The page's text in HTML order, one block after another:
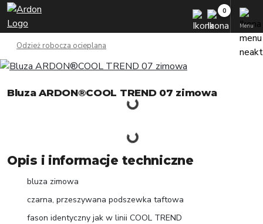
Menu
Odzież robocza ocieplana
Bluza ARDON®COOL TREND 07 zimowa
Opis i informacje techniczne
bluza zimowa
czarna, przeszywana podszewka taftowa
fason identyczny jak w linii COOL TREND